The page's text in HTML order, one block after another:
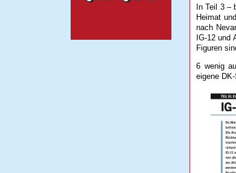
In Teil 3 –
Heimat
nach
IG-12 und
Figuren
6 wenig
eigene